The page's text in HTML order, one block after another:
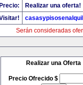
Precio:
Realizar una oferta!
Serán consideradas
Realizar una Oferta
Precio Ofrecido $